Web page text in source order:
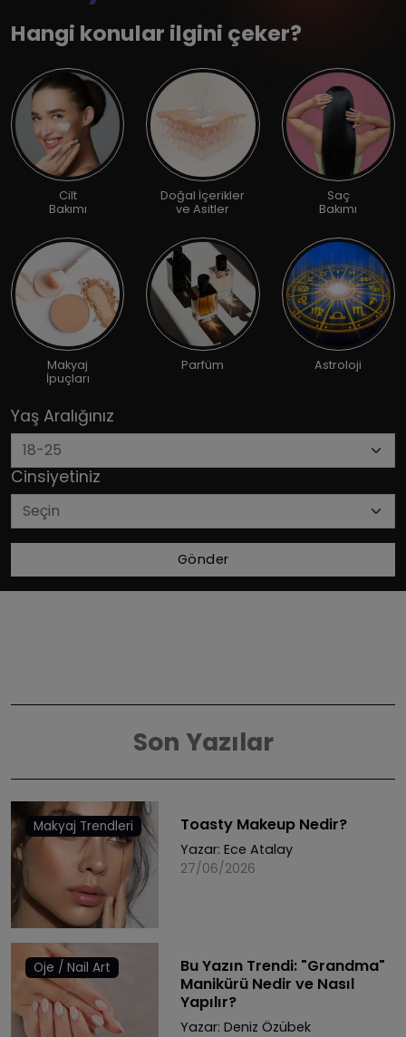
Hangi konular ilgini çeker?
Cilt
Bakımı
Doğal İçerikler
ve Asitler
Saç
Bakımı
Makyaj
İpuçları
Parfüm Astroloji
Yaş Aralığınız
Cinsiyetiniz
Gönder
Son Yazılar
Makyaj Trendleri Toasty Makeup Nedir?
Yazar: Ece Atalay
27/06/2026
Oje / Nail Art
Bu Yazın Trendi: "Grandma"
Manikürü Nedir ve Nasıl
Yapılır?
Yazar: Deniz Özübek